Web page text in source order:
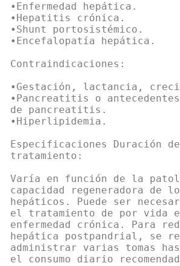
•Enfermedad hepática.
•Hepatitis crónica.
•Shunt portosistémico.
•Encefalopatía hepática.
Contraindicaciones:
•Gestación, lactancia,
•Pancreatitis o
de pancreatitis.
•Hiperlipidemia.
Especificaciones Duración
tratamiento:
Varía en función de la
capacidad regeneradora de
hepáticos. Puede ser
el tratamiento de por vida
enfermedad crónica. Para
hepática postpandrial, se
administrar varias tomas
el consumo diario